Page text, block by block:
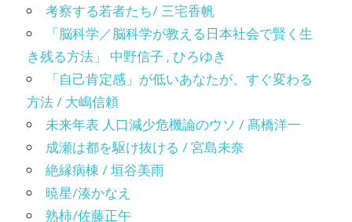
考察する若者たち/ 三宅香帆
「脳科学／脳科学が教える日本社会で賢く生
き残る方法」 中野信子 , ひろゆき
「自己肯定感」が低いあなたが、すぐ変わる
方法 / 大嶋信頼
未来年表 人口減少危機論のウソ / 髙橋洋一
成瀬は都を駆け抜ける / 宮島未奈
絶縁病棟 / 垣谷美雨
暁星/湊かなえ
熟柿/佐藤正午